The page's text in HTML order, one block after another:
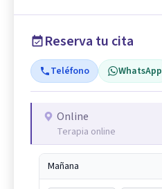
Reserva tu cita
Teléfono WhatsApp
Online
Terapia online
Mañana